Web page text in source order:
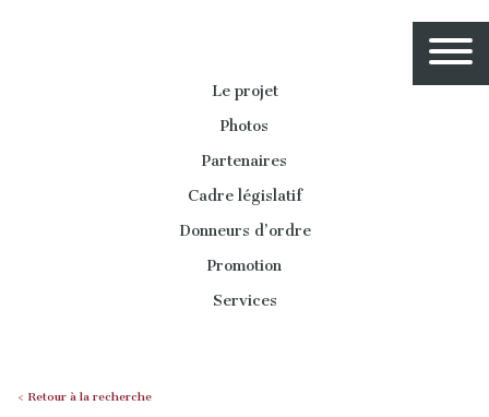
Le projet
Photos
Partenaires
Cadre législatif
Donneurs d’ordre
Promotion
Services
< Retour à la recherche